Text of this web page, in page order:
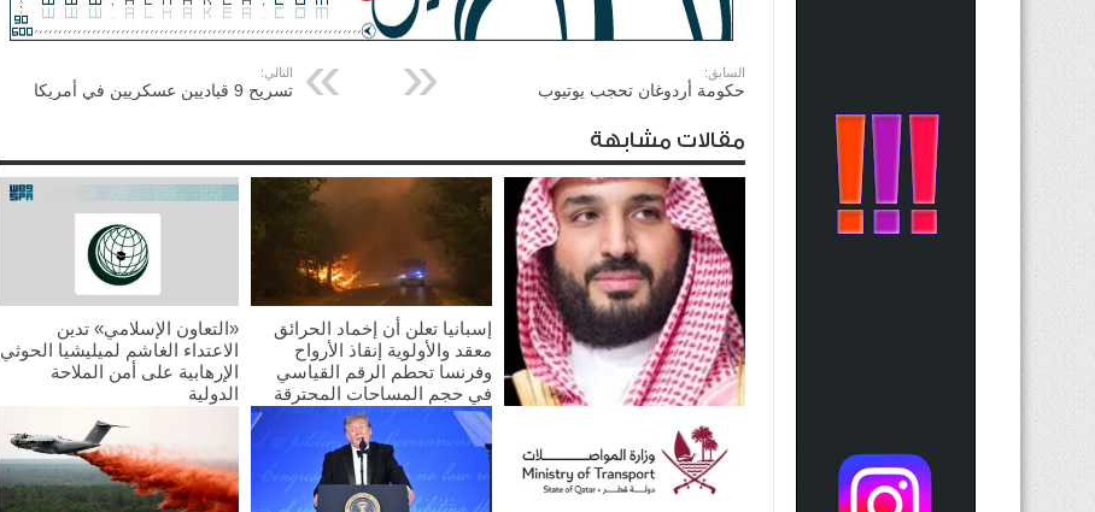
السابق:
حكومة أردوغان تحجب يوتيوب
التالي:
تسريح 9 قياديين عسكريين في أمريكا
مقالات مشابهة
ولي العهد السعودي يؤكد
للرئيس الأميركي ضرورة تغليب
الحوار لخفض التصعيد
إسبانيا تعلن أن إخماد الحرائق
معقد والأولوية إنقاذ الأرواح
وفرنسا تحطم الرقم القياسي
في حجم المساحات المحترقة
2026/07/25
«التعاون الإسلامي» تدين
الاعتداء الغاشم لميليشيا الحوثي
الإرهابية على أمن الملاحة
الدولية